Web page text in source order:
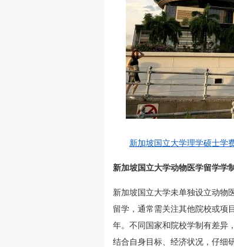
新加坡国立大学理学硕士学
新加坡国立大学动物医学留学学制
新加坡国立大学未单独设立动物
留学，通常需关注其他院校或项
年。不同国家和院校学制有差异
结合自身目标、经济状况，仔细